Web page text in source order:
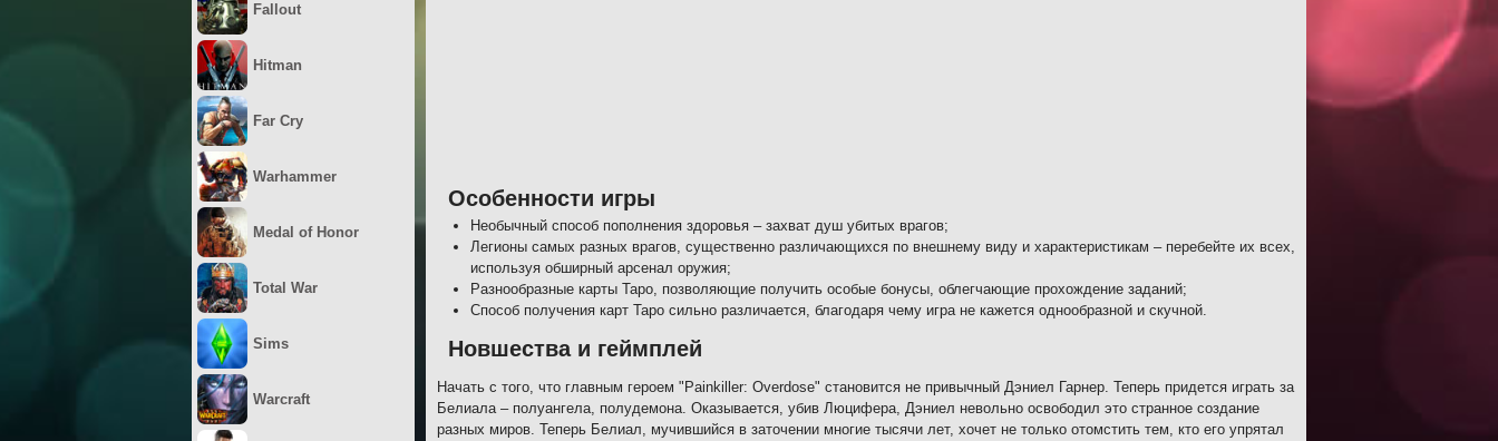
Особенности игры
Необычный способ пополнения здоровья – захват душ убитых врагов;
Легионы самых разных врагов, существенно различающихся по внешнему виду и характеристикам – перебейте их всех,
используя обширный арсенал оружия;
Разнообразные карты Таро, позволяющие получить особые бонусы, облегчающие прохождение заданий;
Способ получения карт Таро сильно различается, благодаря чему игра не кажется однообразной и скучной.
Новшества и геймплей
Начать с того, что главным героем "Painkiller: Overdose" становится не привычный Дэниел Гарнер. Теперь придется играть за
Белиала – полуангела, полудемона. Оказывается, убив Люцифера, Дэниел невольно освободил это странное создание
разных миров. Теперь Белиал, мучившийся в заточении многие тысячи лет, хочет не только отомстить тем, кто его упрятал
Fallout
Hitman
Far Cry
Warhammer
Medal of Honor
Total War
Sims
Warcraft